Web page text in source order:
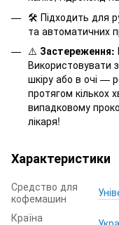
🛠️ Підходить для
та автоматичних
⚠️ Застереження:
Використовувати
шкіру або в очі —
протягом кількох
випадковому
лікаря!
Характеристики
Средство для
кофемашин
Країна